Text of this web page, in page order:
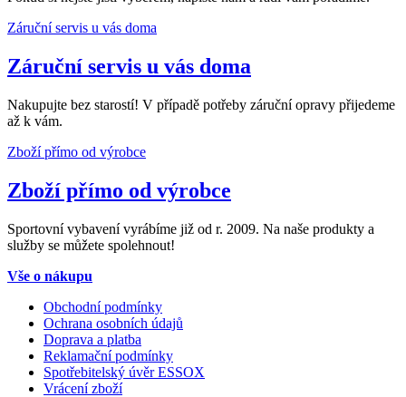
Záruční servis u vás doma
Záruční servis u vás doma
Nakupujte bez starostí! V případě potřeby záruční opravy přijedeme
až k vám.
Zboží přímo od výrobce
Zboží přímo od výrobce
Sportovní vybavení vyrábíme již od r. 2009. Na naše produkty a
služby se můžete spolehnout!
Vše o nákupu
Obchodní podmínky
Ochrana osobních údajů
Doprava a platba
Reklamační podmínky
Spotřebitelský úvěr ESSOX
Vrácení zboží